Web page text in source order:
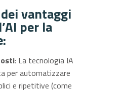
vantaggi
per la
: La tecnologia IA
per automatizzare
e ripetitive (come